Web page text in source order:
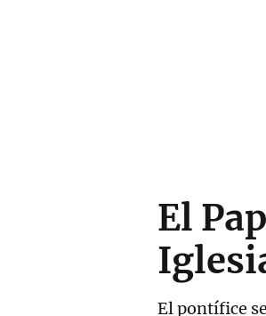
El
El pontífice